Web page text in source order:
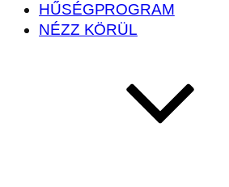
HŰSÉGPROGRAM
NÉZZ KÖRÜL